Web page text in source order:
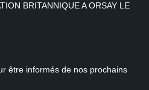
BRITANNIQUE A ORSAY LE
être informés de nos prochains